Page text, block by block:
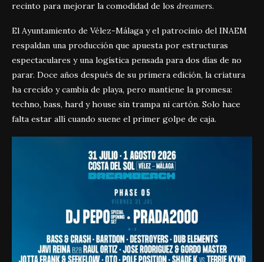
recinto para mejorar la comodidad de los dreamers.
El Ayuntamiento de Vélez-Málaga y el patrocinio del INAEM
respaldan una producción que apuesta por estructuras
espectaculares y una logística pensada para dos días de no
parar. Doce años después de su primera edición, la criatura
ha crecido y cambia de playa, pero mantiene la promesa:
techno, bass, hard y house sin trampa ni cartón. Solo hace
falta estar allí cuando suene el primer golpe de caja.